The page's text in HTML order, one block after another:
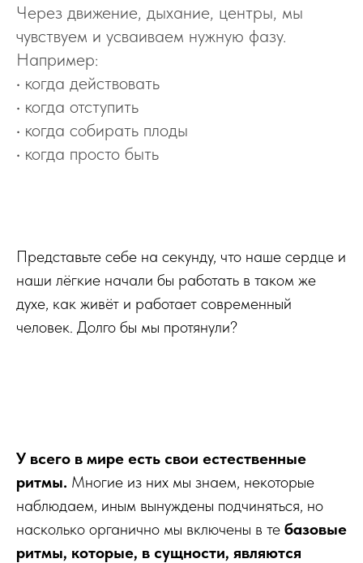
Через движение, дыхание, центры, мы
чувствуем и усваиваем нужную фазу.
Например:
• когда действовать
• когда отступить
• когда собирать плоды
• когда просто быть
Представьте себе на секунду, что наше сердце и
наши лёгкие начали бы работать в таком же
духе, как живёт и работает современный
человек. Долго бы мы протянули?
У всего в мире есть свои естественные
ритмы. Многие из них мы знаем, некоторые
наблюдаем, иным вынуждены подчиняться, но
насколько органично мы включены в те базовые
ритмы, которые, в сущности, являются